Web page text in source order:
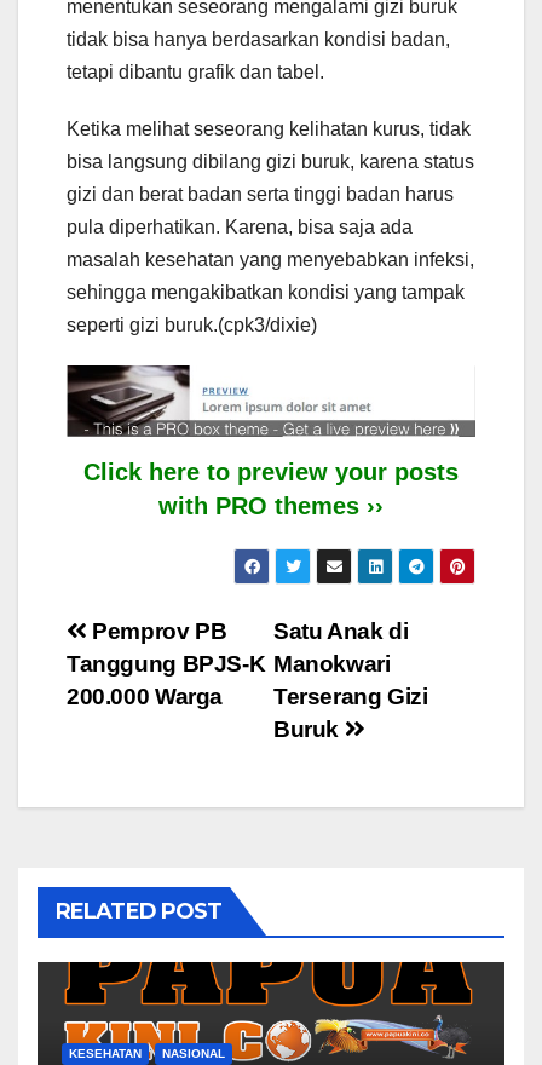
menentukan seseorang mengalami gizi buruk
tidak bisa hanya berdasarkan kondisi badan,
tetapi dibantu grafik dan tabel.
Ketika melihat seseorang kelihatan kurus, tidak
bisa langsung dibilang gizi buruk, karena status
gizi dan berat badan serta tinggi badan harus
pula diperhatikan. Karena, bisa saja ada
masalah kesehatan yang menyebabkan infeksi,
sehingga mengakibatkan kondisi yang tampak
seperti gizi buruk.(cpk3/dixie)
Click here to preview your posts
with PRO themes ››
Post
navigation
Satu Anak di
Manokwari
Terserang Gizi
Buruk
Pemprov PB
Tanggung BPJS-K
200.000 Warga
RELATED POST
KESEHATAN NASIONAL